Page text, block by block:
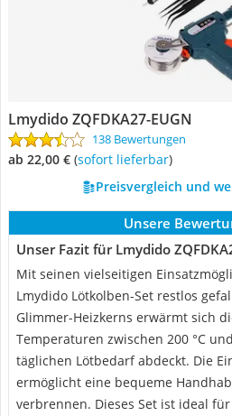
Lmydido ‎ZQFDKA27-EUGN
138 Bewertungen
ab 22,00 € ( Sofort lieferbar)
Preisvergleich und
Unsere
Unser Fazit für Lmydido
Mit seinen vielseitigen
Lmydido Lötkolben-Set restlos
Glimmer-Heizkerns erwärmt sich
Temperaturen zwischen 200 °C
täglichen Lötbedarf abdeckt. Die
ermöglicht eine bequeme
verbrennen. Dieses Set ist ideal